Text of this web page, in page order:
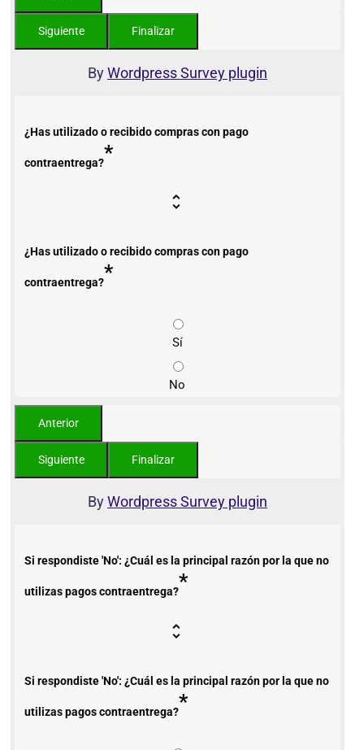
ByWordpress Survey plugin
¿Has utilizado o recibido compras con pago
contraentrega?*
¿Has utilizado o recibido compras con pago
contraentrega?*
Sí
No
ByWordpress Survey plugin
Si respondiste 'No': ¿Cuál es la principal razón por la que no
utilizas pagos contraentrega?*
Si respondiste 'No': ¿Cuál es la principal razón por la que no
utilizas pagos contraentrega?*